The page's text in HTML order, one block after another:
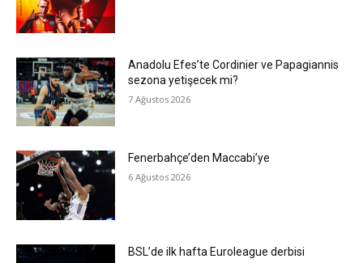
Anadolu Efes’te Cordinier ve Papagiannis
sezona yetişecek mi?
7 Ağustos 2026
Fenerbahçe’den Maccabi’ye
6 Ağustos 2026
BSL’de ilk hafta Euroleague derbisi